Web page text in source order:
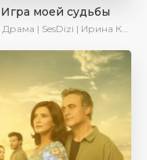
Игра моей судьбы
Драма | SesDizi | Ирина Котова